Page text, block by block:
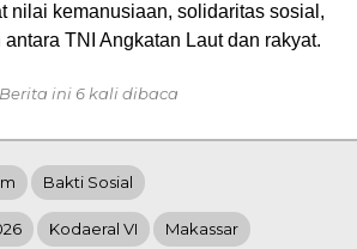
nilai kemanusiaan, solidaritas sosial,
TNI Angkatan Laut dan rakyat.
Berita ini 6 kali dibaca
Bakti Sosial
Kodaeral VI Makassar